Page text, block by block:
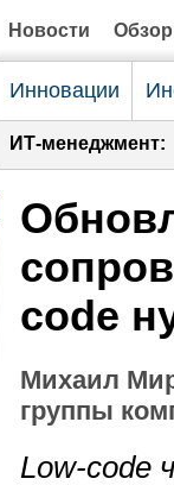
Новости
Инновации
ИТ-менеджмент:
code
Михаил
группы
Low-code